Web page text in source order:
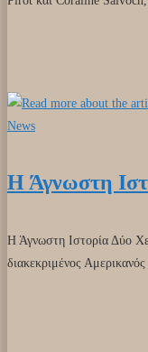
News
Η Άγνωστη
Η Άγνωστη Ιστορία Δύο
διακεκριμένος